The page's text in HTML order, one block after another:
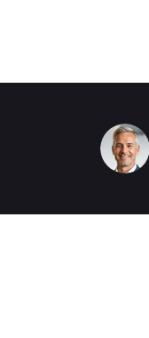
Офис
8 (000)
ул.